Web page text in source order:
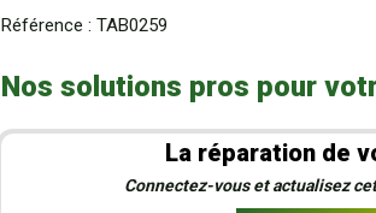
Référence :TAB0259
Nos solutions pros pour
La réparation de
Connectez-vous et actualisez